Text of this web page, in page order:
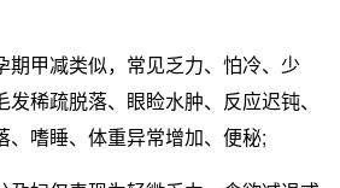
甲减类似，常见乏力、怕冷、少
稀疏脱落、眼睑水肿、反应迟钝、
、嗜睡、体重异常增加、便秘;